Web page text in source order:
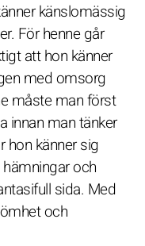
känslomässig
För henne går
att hon känner
med omsorg
måste man först
innan man tänker
hon känner sig
och
sida. Med
och